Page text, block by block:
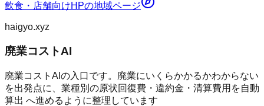
飲食・店舗向けHPの地域ページ
haigyo.xyz
廃業コストAI
廃業コストAIの入口です。廃業にいくらかかるかわからない
を出発点に、業種別の原状回復費・違約金・清算費用を自動
算出 へ進めるように整理しています